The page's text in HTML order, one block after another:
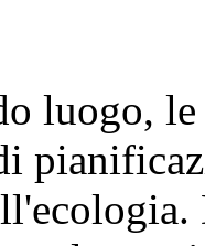
luogo,